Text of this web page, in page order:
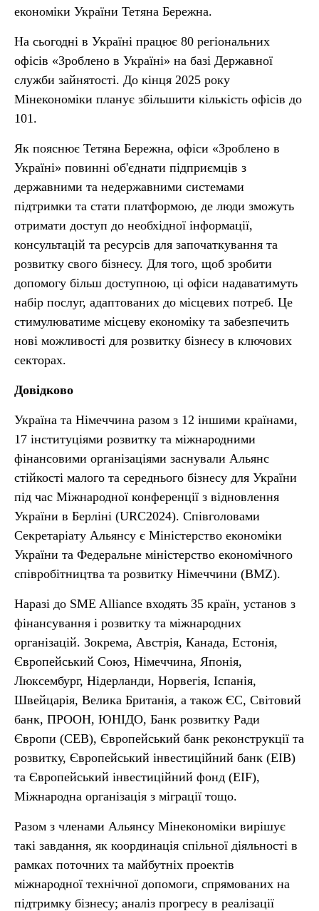
економіки України Тетяна Бережна.
На сьогодні в Україні працює 80 регіональних
офісів «Зроблено в Україні» на базі Державної
служби зайнятості. До кінця 2025 року
Мінекономіки планує збільшити кількість офісів до
101.
Як пояснює Тетяна Бережна, офіси «Зроблено в
Україні» повинні об'єднати підприємців з
державними та недержавними системами
підтримки та стати платформою, де люди зможуть
отримати доступ до необхідної інформації,
консультацій та ресурсів для започаткування та
розвитку свого бізнесу. Для того, щоб зробити
допомогу більш доступною, ці офіси надаватимуть
набір послуг, адаптованих до місцевих потреб. Це
стимулюватиме місцеву економіку та забезпечить
нові можливості для розвитку бізнесу в ключових
секторах.
Довідково
Україна та Німеччина разом з 12 іншими країнами,
17 інституціями розвитку та міжнародними
фінансовими організаціями заснували Альянс
стійкості малого та середнього бізнесу для України
під час Міжнародної конференції з відновлення
України в Берліні (URC2024). Співголовами
Секретаріату Альянсу є Міністерство економіки
України та Федеральне міністерство економічного
співробітництва та розвитку Німеччини (BMZ).
Наразі до SME Alliance входять 35 країн, установ з
фінансування і розвитку та міжнародних
організацій. Зокрема, Австрія, Канада, Естонія,
Європейський Союз, Німеччина, Японія,
Люксембург, Нідерланди, Норвегія, Іспанія,
Швейцарія, Велика Британія, а також ЄС, Світовий
банк, ПРООН, ЮНІДО, Банк розвитку Ради
Європи (CEB), Європейський банк реконструкції та
розвитку, Європейський інвестиційний банк (EIB)
та Європейський інвестиційний фонд (EIF),
Міжнародна організація з міграції тощо.
Разом з членами Альянсу Мінекономіки вирішує
такі завдання, як координація спільної діяльності в
рамках поточних та майбутніх проектів
міжнародної технічної допомоги, спрямованих на
підтримку бізнесу; аналіз прогресу в реалізації